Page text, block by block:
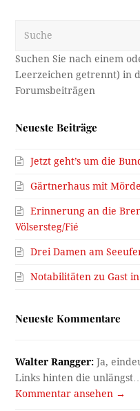
Neueste Beiträge
Jetzt geht’s um die
Gärtnerhaus mit
Erinnerung an die
Völsersteg/Fié
Drei Damen am
Notabilitäten zu Gast
Neueste Kommentare
Walter Rangger: Ja,
Links hinten die unlängst…
Kommentar ansehen →